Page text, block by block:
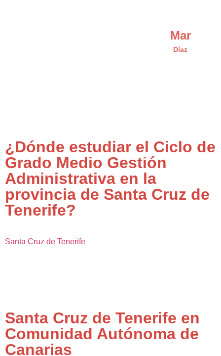
Mar
Díaz
¿Dónde estudiar el Ciclo de
Grado Medio Gestión
Administrativa en la
provincia de Santa Cruz de
Tenerife?
Santa Cruz de Tenerife
Santa Cruz de Tenerife en
Comunidad Autónoma de
Canarias